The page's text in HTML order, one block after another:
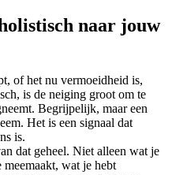
naar jouw
of het nu vermoeidheid is,
is de neiging groot om te
Begrijpelijk, maar een
Het is een signaal dat
is.
dat geheel. Niet alleen wat je
wat je hebt